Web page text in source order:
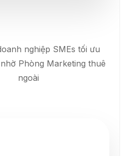
nghiệp SMEs tối ưu
Phòng Marketing thuê
ngoài